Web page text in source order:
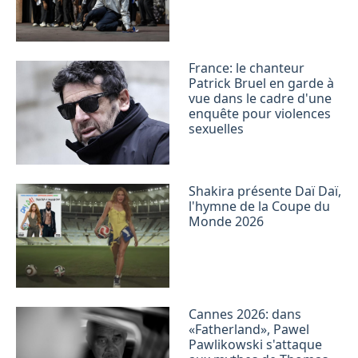
France: le chanteur
Patrick Bruel en garde à
vue dans le cadre d'une
enquête pour violences
sexuelles
Shakira présente Daï Daï,
l'hymne de la Coupe du
Monde 2026
Cannes 2026: dans
«Fatherland», Pawel
Pawlikowski s'attaque